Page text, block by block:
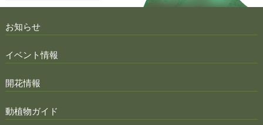
お知らせ
イベント情報
開花情報
動植物ガイド